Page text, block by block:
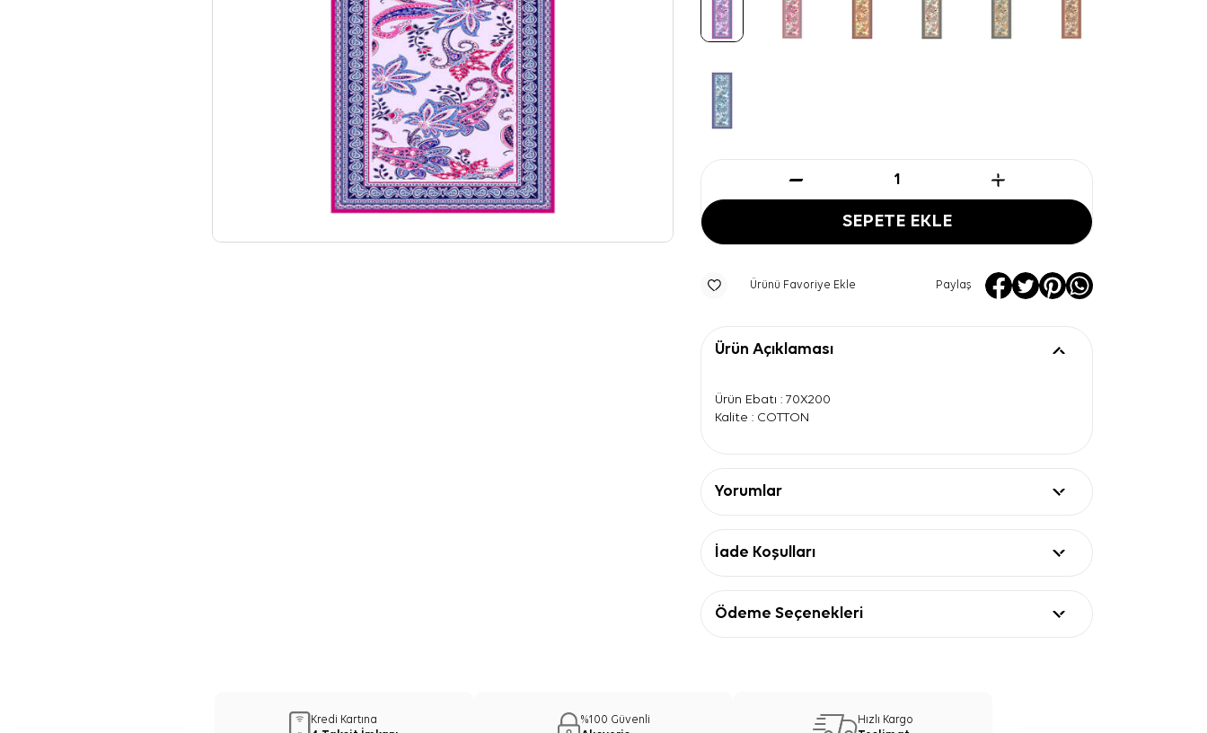
SEPETE EKLE
Ürünü Favoriye Ekle Paylaş
Ürün Açıklaması
Ürün Ebatı : 70X200
Kalite : COTTON
Yorumlar
İade Koşulları
Ödeme Seçenekleri
Kredi Kartına
%100 Güvenli
Hızlı Kargo